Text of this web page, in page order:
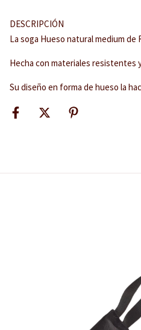
DESCRIPCIÓN
La soga Hueso natural medium
Hecha con materiales resistentes
Su diseño en forma de hueso la